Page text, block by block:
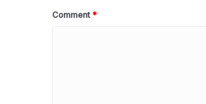
Comment *